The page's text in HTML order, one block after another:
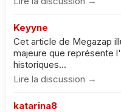
Keyyne
Cet article de Megazap
majeure que représente
historiques...
Lire la discussion →
katarina8